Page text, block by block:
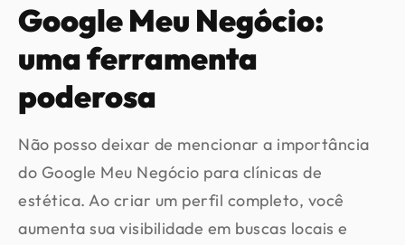
Google Meu Negócio:
uma ferramenta
poderosa
Não posso deixar de mencionar a importância
do Google Meu Negócio para clínicas de
estética. Ao criar um perfil completo, você
aumenta sua visibilidade em buscas locais e